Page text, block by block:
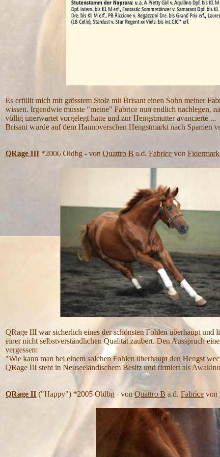
Es erfüllt mich mit grösstem Stolz mit Brisant einen Sohn meiner
wissen. Irgendwie musste "meine" Fabrice nun endlich nachlegen,
völlig unerwartet vorgelegt hatte und zur Hengstmutter avancierte ...
Brisant wurde auf dem Hannoverschen Hengstmarkt nach Spanien
QRage III *2006 Oldbg - von Quattro B a.d. Fabrice von Fidermark
QRage III war sicherlich eines der schönsten Fohlen überhaupt und
einer nicht selbstverständlichen Qualität zaubert. Den Ausspruch
vergessen:
"Wie kann man bei einem solchen Fohlen überhaupt den Hengst
QRage III steht in Neuseeländischem Besitz und firmiert als
QRage II ("Happy") *2005 Oldbg - von Quattro B a.d. Fabrice von